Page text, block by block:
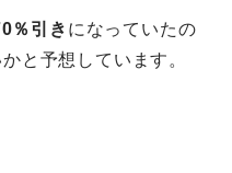
％引き になっていたの
と予想しています。